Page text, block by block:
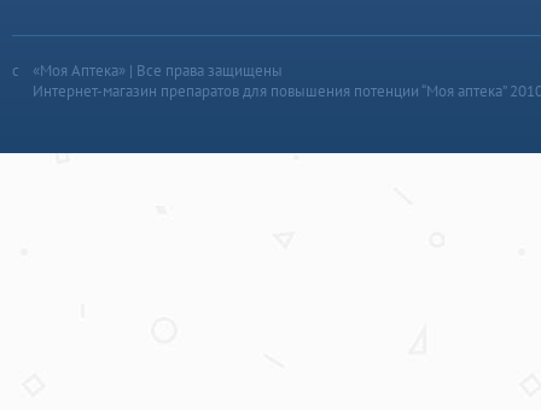
«Моя Аптека» | Все права защищены
Интернет-магазин препаратов для повышения потенции “Моя аптека”